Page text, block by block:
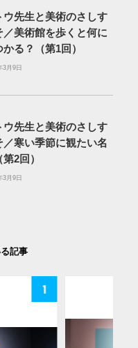
ウ先生と美術のさしす
／美術館を歩くと何に
かる？（第1回）
3月9日
ウ先生と美術のさしす
／寒い季節に観たい名
2回）
3月9日
記事
1